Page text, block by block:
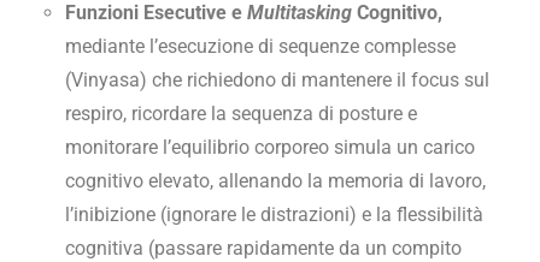
Funzioni Esecutive e Multitasking Cognitivo,
mediante l’esecuzione di sequenze complesse
(Vinyasa) che richiedono di mantenere il focus sul
respiro, ricordare la sequenza di posture e
monitorare l’equilibrio corporeo simula un carico
cognitivo elevato, allenando la memoria di lavoro,
l’inibizione (ignorare le distrazioni) e la flessibilità
cognitiva (passare rapidamente da un compito